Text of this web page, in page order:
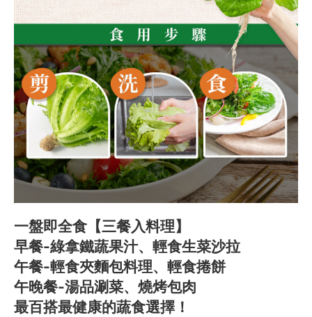
一盤即全食【三餐入料理】
早餐-綠拿鐵蔬果汁、輕食生菜沙拉
午餐-輕食夾麵包料理、輕食捲餅
午晚餐-湯品涮菜、燒烤包肉
最百搭最健康的蔬食選擇！